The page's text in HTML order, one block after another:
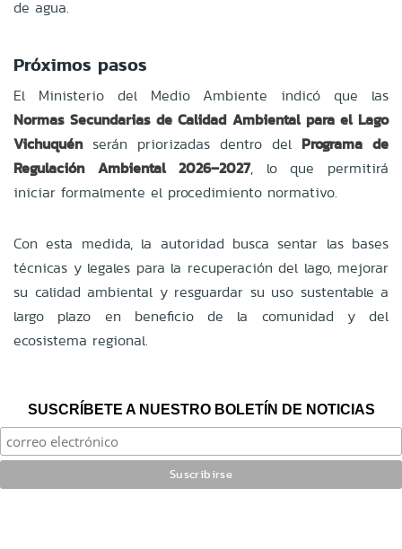
de agua.
Próximos pasos
El Ministerio del Medio Ambiente indicó que las
Normas Secundarias de Calidad Ambiental para el Lago
Vichuquénserán priorizadas dentro del Programa de
Regulación Ambiental 2026–2027, lo que permitirá
iniciar formalmente el procedimiento normativo.
Con esta medida, la autoridad busca sentar las bases
técnicas y legales para la recuperación del lago, mejorar
su calidad ambiental y resguardar su uso sustentable a
largo plazo en beneficio de la comunidad y del
ecosistema regional.
SUSCRÍBETE A NUESTRO BOLETÍN DE NOTICIAS